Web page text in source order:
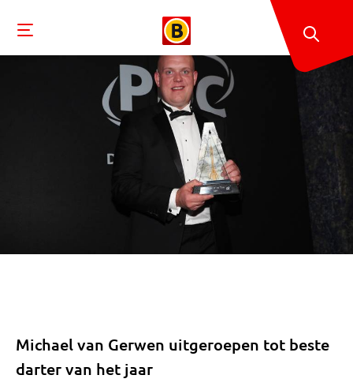
Michael van Gerwen uitgeroepen tot beste
darter van het jaar